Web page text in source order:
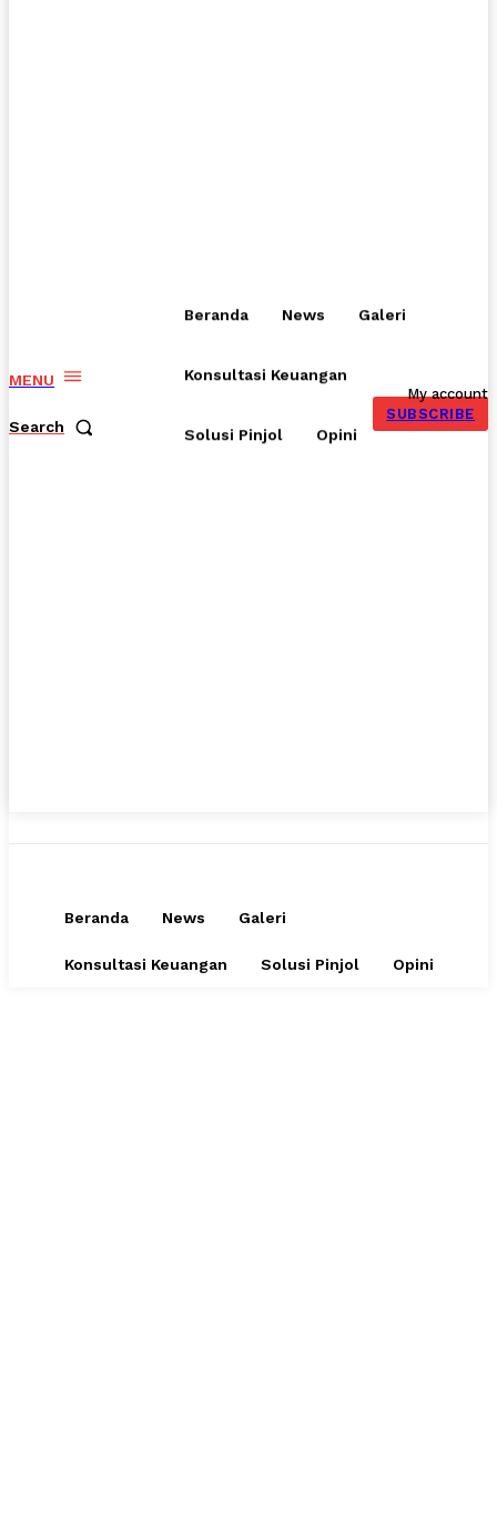
MENU
Search
My account
SUBSCRIBE
Beranda News Galeri
Konsultasi Keuangan Solusi Pinjol Opini
Beranda News Galeri
Konsultasi Keuangan
Solusi Pinjol Opini